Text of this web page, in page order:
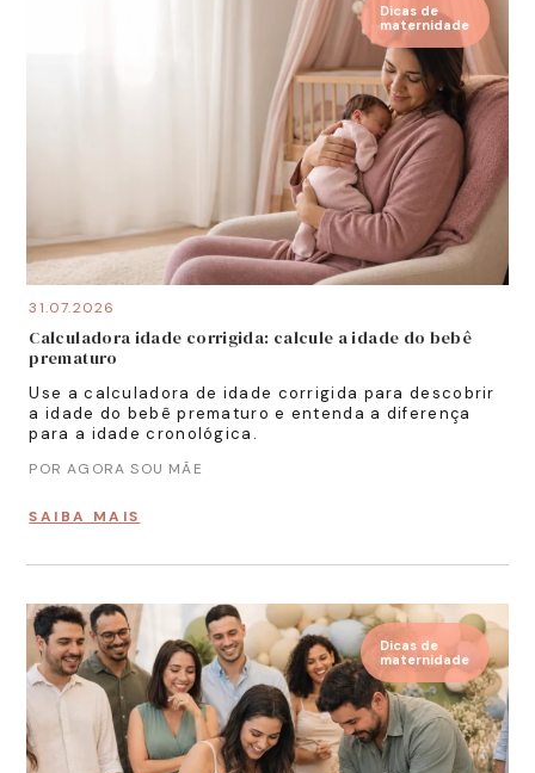
Dicas de
maternidade
31.07.2026
Calculadora idade corrigida: calcule a idade do bebê
prematuro
Use a calculadora de idade corrigida para descobrir
a idade do bebê prematuro e entenda a diferença
para a idade cronológica.
POR AGORA SOU MÃE
SAIBA MAIS
Dicas de
maternidade